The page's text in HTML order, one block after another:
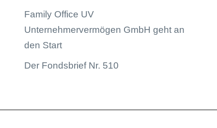
Family Office UV
Unternehmervermögen GmbH geht an
den Start
Der Fondsbrief Nr. 510